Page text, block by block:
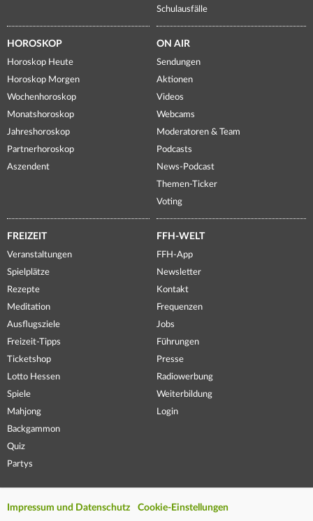
Schulausfälle
HOROSKOP
Horoskop Heute
Horoskop Morgen
Wochenhoroskop
Monatshoroskop
Jahreshoroskop
Partnerhoroskop
Aszendent
ON AIR
Sendungen
Aktionen
Videos
Webcams
Moderatoren & Team
Podcasts
News-Podcast
Themen-Ticker
Voting
FREIZEIT
Veranstaltungen
Spielplätze
Rezepte
Meditation
Ausflugsziele
Freizeit-Tipps
Ticketshop
Lotto Hessen
Spiele
Mahjong
Backgammon
Quiz
Partys
FFH-WELT
FFH-App
Newsletter
Kontakt
Frequenzen
Jobs
Führungen
Presse
Radiowerbung
Weiterbildung
Login
Impressum und Datenschutz Cookie-Einstellungen